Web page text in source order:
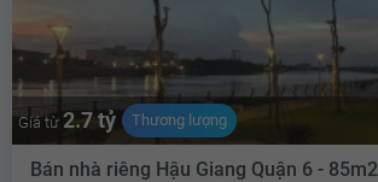
Giá từ 2.7 tỷ Thương lượng
Bán nhà riêng Hậu Giang Quận 6 - 85m2